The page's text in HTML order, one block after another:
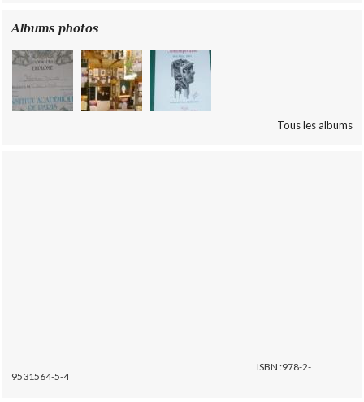
Albums photos
Tous les albums
ISBN :978-2-
9531564-5-4